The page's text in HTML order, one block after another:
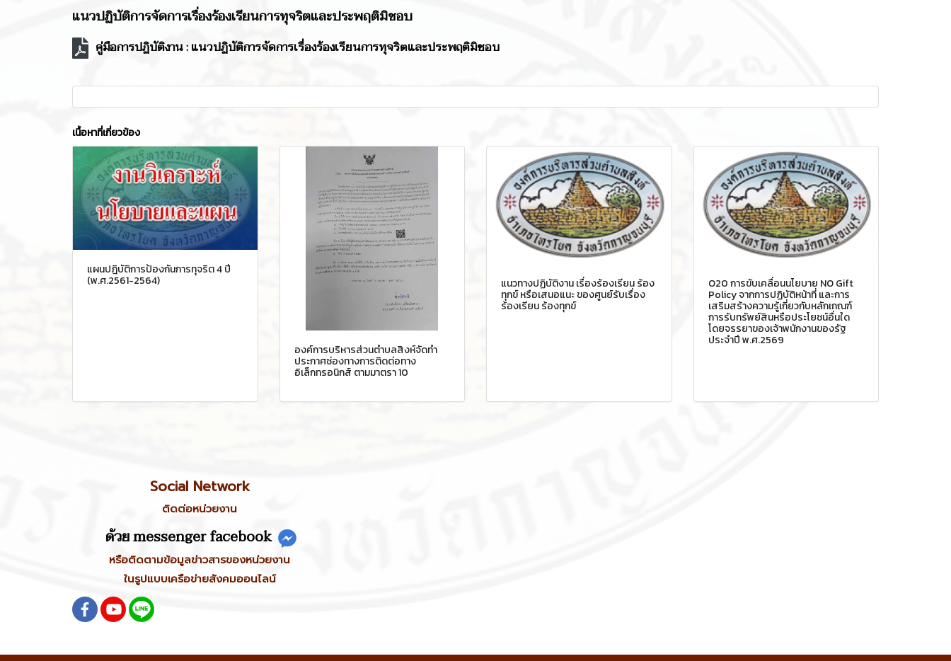
แนวปฏิบัติการจัดการเรื่องร้องเรียนการทุจริตและประพฤติมิชอบ
คู่มือการปฏิบัติงาน : แนวปฏิบัติการจัดการเรื่องร้องเรียนการทุจริตและประพฤติมิชอบ
เนื้อหาที่เกี่ยวข้อง
แผนปฎิบัติการป้องกันการทุจริต 4 ปี
(พ.ศ.2561-2564)
องค์การบริหารส่วนตำบลสิงห์จัดทำ
ประกาศช่องทางการติดต่อทาง
อิเล็กทรอนิกส์ ตามมาตรา 10
แนวทางปฏิบัติงาน เรื่องร้องเรียน ร้อง
ทุกข์ หรือเสนอแนะ ของศูนย์รับเรื่อง
ร้องเรียน ร้องทุกข์
O20 การขับเคลื่อนนโยบาย NO Gift
Policy จากการปฏิบัติหน้าที่ และการ
เสริมสร้างความรู้เกี่ยวกับหลักเกณฑ์
การรับทรัพย์สินหรือประโยชน์อื่นใด
โดยจรรยาของเจ้าพนักงานของรัฐ
ประจำปี พ.ศ.2569
Social Network
ติดต่อหน่วยงาน
ด้วย messenger facebook
หรือติดตามข้อมูลข่าวสารของหน่วยงาน
ในรูปแบบเครือข่ายสังคมออนไลน์